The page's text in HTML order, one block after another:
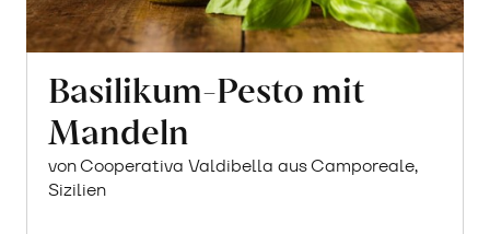
Basilikum-Pesto mit
Mandeln
von Cooperativa Valdibella aus Camporeale,
Sizilien